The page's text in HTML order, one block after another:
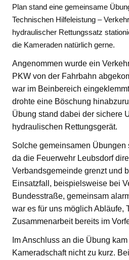
Plan stand eine gemeinsame
Technischen Hilfeleistung –
hydraulischer Rettungssatz
die Kameraden natürlich gerne.
Angenommen wurde ein
PKW von der Fahrbahn
war im Beinbereich
drohte eine Böschung
Übung stand dabei der sichere
hydraulischen Rettungsgerät.
Solche gemeinsamen Übungen
da die Feuerwehr Leubsdorf
Verbandsgemeinde grenzt und
Einsatzfall, beispielsweise bei
Bundesstraße, gemeinsam
war es für uns möglich Abläufe,
Zusammenarbeit bereits im
Im Anschluss an die Übung
Kameradschaft nicht zu kurz.